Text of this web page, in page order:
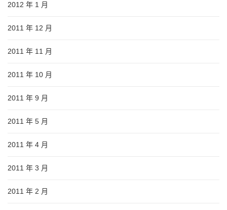
2012 年 1 月
2011 年 12 月
2011 年 11 月
2011 年 10 月
2011 年 9 月
2011 年 5 月
2011 年 4 月
2011 年 3 月
2011 年 2 月